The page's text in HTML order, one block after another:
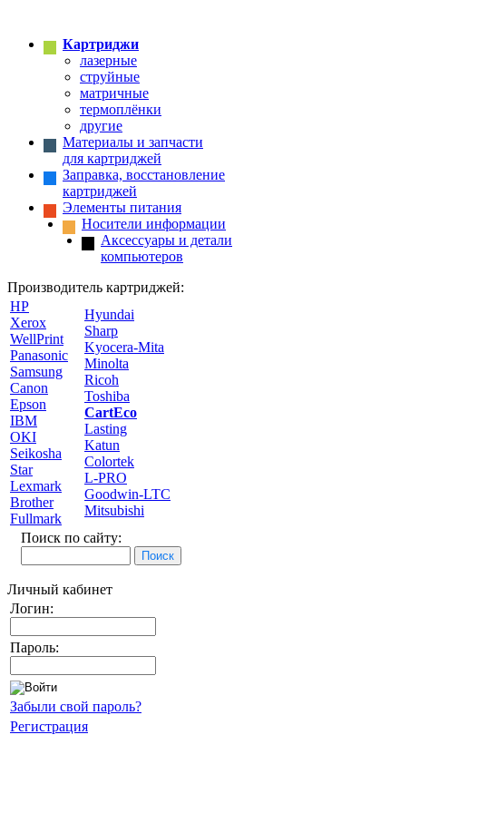
Картриджи
лазерные
струйные
матричные
термоплёнки
другие
Материалы и запчасти
для картриджей
Заправка, восстановление
картриджей
Элементы питания
Носители информации
Аксессуары и детали
компьютеров
Производитель картриджей:
HP
Xerox
WellPrint
Panasonic
Samsung
Canon
Epson
IBM
OKI
Seikosha
Star
Lexmark
Brother
Fullmark
Hyundai
Sharp
Kyocera-Mita
Minolta
Ricoh
Toshiba
CartEco
Lasting
Katun
Colortek
L-PRO
Goodwin-LTC
Mitsubishi
Поиск по сайту:
Личный кабинет
Логин:
Пароль:
Забыли свой пароль?
Регистрация